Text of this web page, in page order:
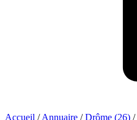
Accueil / Annuaire / Drôme (26) /